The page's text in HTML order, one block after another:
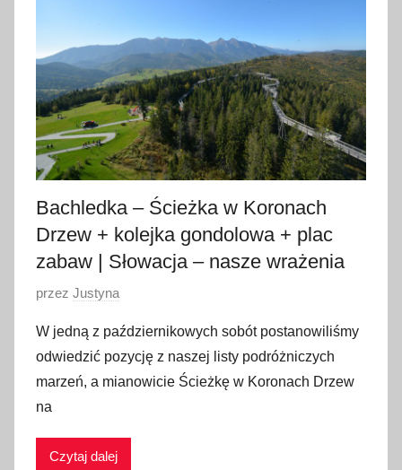
t
i
a
2
0
2
Bachledka – Ścieżka w Koronach
Drzew + kolejka gondolowa + plac
zabaw | Słowacja – nasze wrażenia
O
u
b
l
i
przez Justyna
W jedną z październikowych sobót postanowiliśmy
odwiedzić pozycję z naszej listy podróżniczych
marzeń, a mianowicie Ścieżkę w Koronach Drzew
na
Czytaj dalej